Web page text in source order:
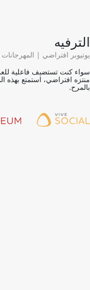
الترفيه
يوتيوبر افتراضي | المهرجانات
سواء كنت تستضيف فاعلية
منتزه افتراضي، استمتع بهذه
بالمرح.